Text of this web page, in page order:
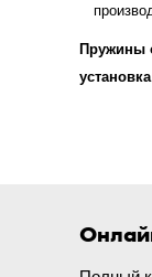
Пружины